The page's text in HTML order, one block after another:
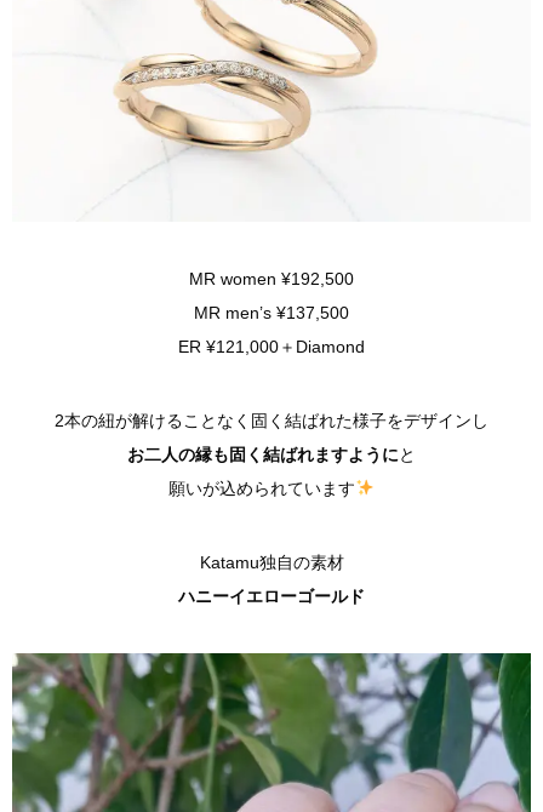
MR women ¥192,500
MR men’s ¥137,500
ER ¥121,000＋Diamond
2本の紐が解けることなく固く結ばれた様子をデザインし
お二人の縁も固く結ばれますようにと
願いが込められています
Katamu独自の素材
ハニーイエローゴールド